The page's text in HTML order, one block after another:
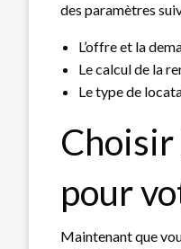
des paramètres
L’offre et la
Le calcul de la
Le type de
pour
Maintenant que